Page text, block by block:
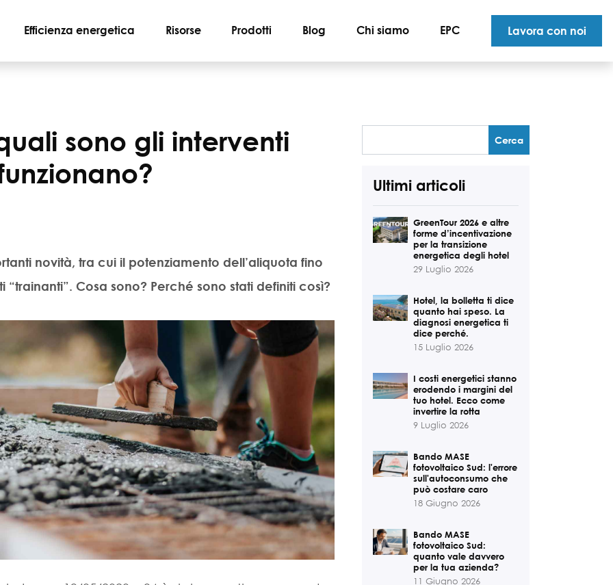
Efficienza energetica Risorse Prodotti Blog Chi siamo EPC Lavora con noi
sono gli interventi
novità, tra cui il potenziamento dell’aliquota fino
“trainanti”. Cosa sono? Perché sono stati definiti così?
Ultimi articoli
GreenTour 2026 e altre
forme d’incentivazione
per la transizione
energetica degli hotel
29 Luglio 2026
Hotel, la bolletta ti dice
quanto hai speso. La
diagnosi energetica ti
dice perché.
15 Luglio 2026
I costi energetici stanno
erodendo i margini del
tuo hotel. Ecco come
invertire la rotta
9 Luglio 2026
Bando MASE
fotovoltaico Sud: l'errore
sull'autoconsumo che
può costare caro
18 Giugno 2026
Bando MASE
fotovoltaico Sud:
quanto vale davvero
per la tua azienda?
11 Giugno 2026